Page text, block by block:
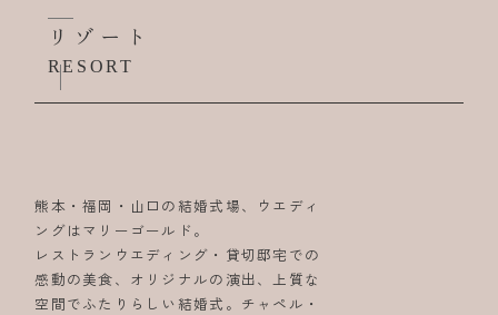
リゾート
RESORT
熊本・福岡・山口の結婚式場、ウエディ
ングはマリーゴールド。
レストランウエディング・貸切邸宅での
感動の美食、オリジナルの演出、上質な
空間でふたりらしい結婚式。チャペル・